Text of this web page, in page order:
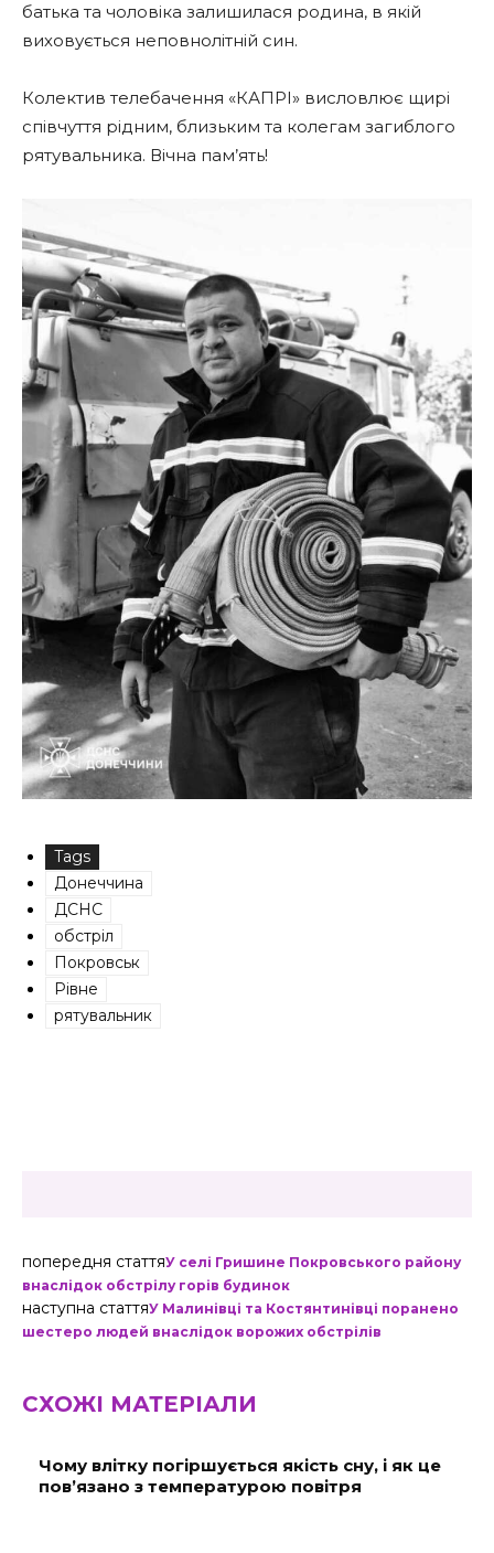
батька та чоловіка залишилася родина, в якій
виховується неповнолітній син.
Колектив телебачення «КАПРІ» висловлює щирі
співчуття рідним, близьким та колегам загиблого
рятувальника. Вічна пам’ять!
Tags
Донеччина
ДСНС
обстріл
Покровськ
Рівне
рятувальник
попередня статтяУ селі Гришине Покровського району
внаслідок обстрілу горів будинок
наступна статтяУ Малинівці та Костянтинівці поранено
шестеро людей внаслідок ворожих обстрілів
СХОЖІ МАТЕРІАЛИ
Чому влітку погіршується якість сну, і як це
пов’язано з температурою повітря